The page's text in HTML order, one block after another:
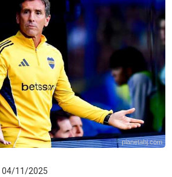
planetabj.com
04/11/2025